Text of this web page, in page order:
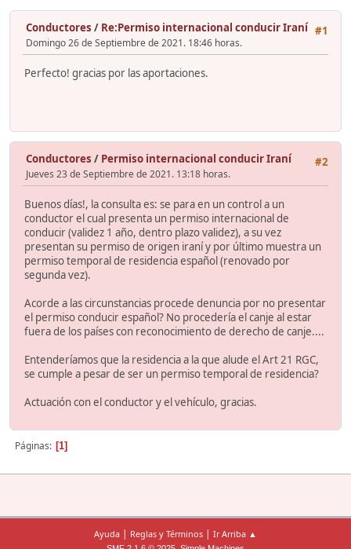
#1
Conductores / Re:Permiso internacional conducir Iraní
Domingo 26 de Septiembre de 2021. 18:46 horas.
Perfecto! gracias por las aportaciones.
#2
Conductores / Permiso internacional conducir Iraní
Jueves 23 de Septiembre de 2021. 13:18 horas.
Buenos días!, la consulta es: se para en un control a un
conductor el cual presenta un permiso internacional de
conducir (validez 1 año, dentro plazo validez), a su vez
presentan su permiso de origen iraní y por último muestra un
permiso temporal de residencia español (renovado por
segunda vez).
Acorde a las circunstancias procede denuncia por no presentar
el permiso conducir español? No procedería el canje al estar
fuera de los países con reconocimiento de derecho de canje....
Entenderíamos que la residencia a la que alude el Art 21 RGC,
se cumple a pesar de ser un permiso temporal de residencia?
Actuación con el conductor y el vehículo, gracias.
Páginas 1
Ayuda | Reglas y Términos | Ir Arriba ▲